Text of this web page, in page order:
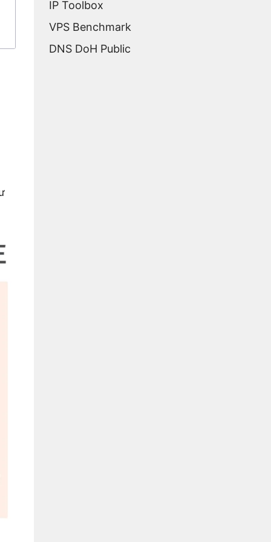
IP Toolbox
VPS Benchmark
DNS DoH Public